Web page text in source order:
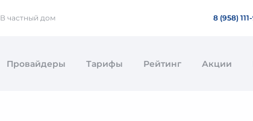
В частный дом 8 (958)
Провайдеры Тарифы Рейтинг Акции